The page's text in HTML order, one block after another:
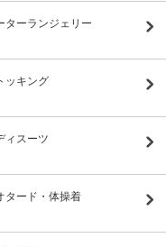
ターランジェリー
ッキング
ィスーツ
タード・体操着